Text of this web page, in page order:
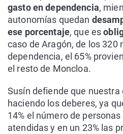
gasto en dependencia,
autonomías quedan
ese porcentaje, que es
caso de Aragón, de los 320
dependencia, el 65%
el resto de Moncloa.
Susín defiende que
haciendo los deberes, ya
14% el número de
atendidas y en un 23% las